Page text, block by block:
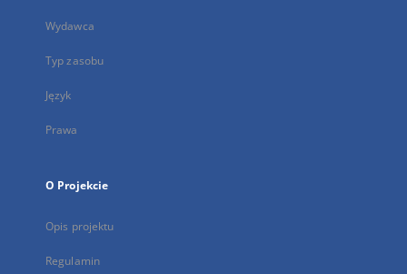
Wydawca
Typ zasobu
Język
Prawa
O Projekcie
Opis projektu
Regulamin